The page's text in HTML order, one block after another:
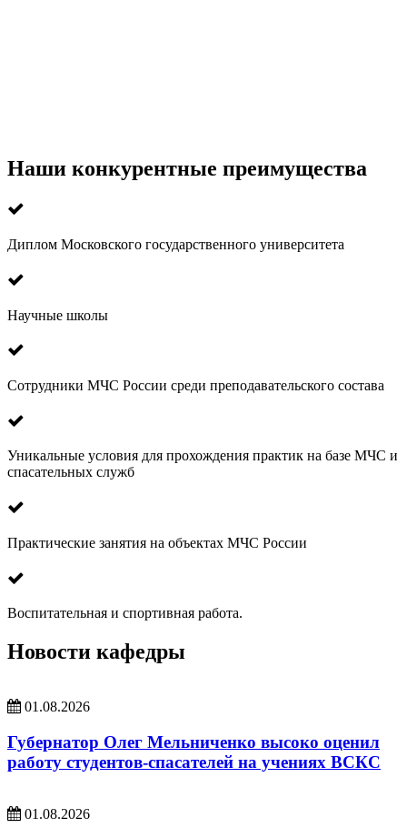
Наши конкурентные преимущества
Диплом Московского государственного университета
Научные школы
Сотрудники МЧС России среди преподавательского состава
Уникальные условия для прохождения практик на базе МЧС и
спасательных служб
Практические занятия на объектах МЧС России
Воспитательная и спортивная работа.
Новости кафедры
01.08.2026
Губернатор Олег Мельниченко высоко оценил
работу студентов-спасателей на учениях ВСКС
01.08.2026